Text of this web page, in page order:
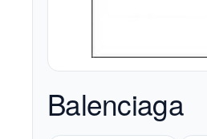
Balenciaga